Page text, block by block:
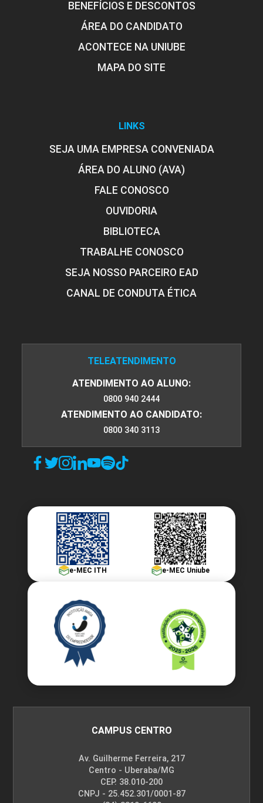
BENEFÍCIOS E DESCONTOS
ÁREA DO CANDIDATO
ACONTECE NA UNIUBE
MAPA DO SITE
LINKS
SEJA UMA EMPRESA CONVENIADA
ÁREA DO ALUNO (AVA)
FALE CONOSCO
OUVIDORIA
BIBLIOTECA
TRABALHE CONOSCO
SEJA NOSSO PARCEIRO EAD
CANAL DE CONDUTA ÉTICA
TELEATENDIMENTO
ATENDIMENTO AO ALUNO:
0800 940 2444
ATENDIMENTO AO CANDIDATO:
0800 340 3113
e-MEC ITH e-MEC Uniube
CAMPUS CENTRO
Av. Guilherme Ferreira, 217
Centro - Uberaba/MG
CEP. 38.010-200
CNPJ - 25.452.301/0001-87